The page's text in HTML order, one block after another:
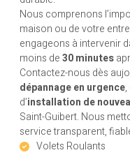
Nous comprenons
maison ou de votre
engageons à intervenir
moins de30 minutes
Contactez-nous dès
dépannage en urgence,
d’installation de
Saint-Guibert. Nous
service transparent,
Volets Roulants